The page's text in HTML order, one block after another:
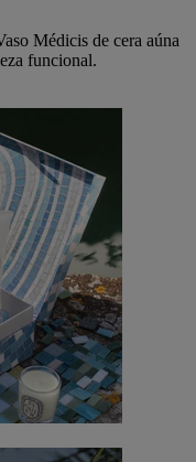
Médicis de cera aúna
funcional.